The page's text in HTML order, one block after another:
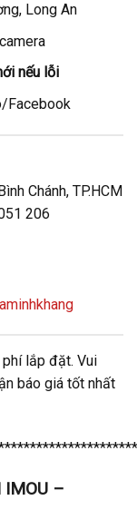
Long An
nếu lỗi
Facebook
Chánh, TP.HCM
206
phí lắp đặt. Vui
báo giá tốt nhất
IMOU –